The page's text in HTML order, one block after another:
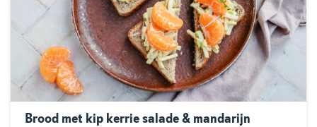
Brood met kip kerrie salade & mandarijn